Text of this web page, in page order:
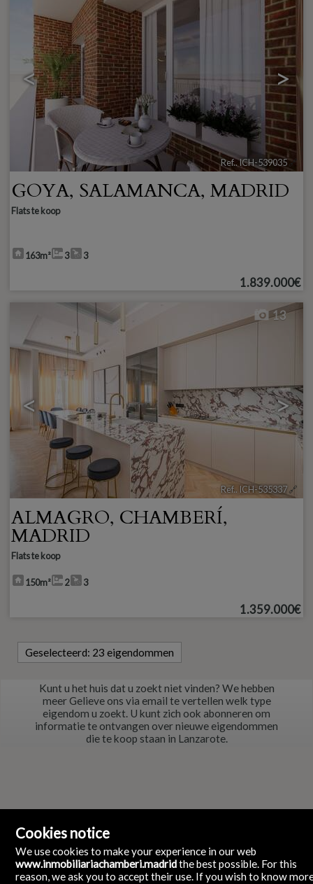
< >
Ref.. ICH-539035🔗
GOYA, SALAMANCA, MADRID
Flats te koop
163m² 3 3
1.839.000€
< >
13
Ref.. ICH-535337🔗
ALMAGRO, CHAMBERÍ,
MADRID
Flats te koop
150m² 2 3
1.359.000€
Geselecteerd: 23 eigendommen
Kunt u het huis dat u zoekt niet vinden? We hebben
meerGelieve ons via email te vertellen welk type
eigendom u zoekt. U kunt zich ook abonneren om
informatie te ontvangen over nieuwe eigendommen
die te koop staan in Lanzarote.
Cookies notice
We use cookies to make your experience in our web
www.inmobiliariachamberi.madridthe best possible. For this
reason, we ask you to accept their use. If you wish to know